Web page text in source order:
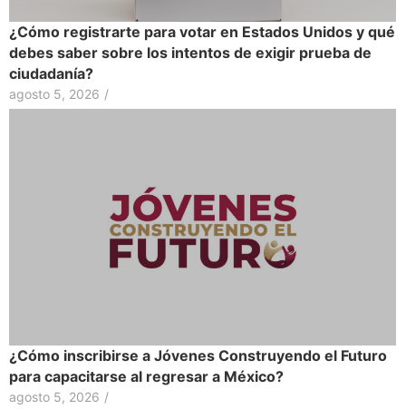
¿Cómo registrarte para votar en Estados Unidos y qué
debes saber sobre los intentos de exigir prueba de
ciudadanía?
agosto 5, 2026 /
¿Cómo inscribirse a Jóvenes Construyendo el Futuro
para capacitarse al regresar a México?
agosto 5, 2026 /